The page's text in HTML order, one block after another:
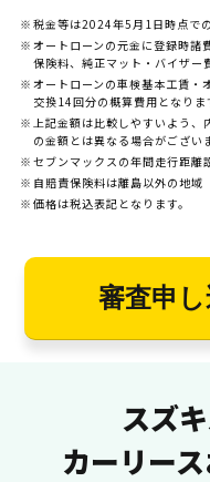
税金等は2024年5月1日時点で
オートローンの元金に登録時諸
保険料、純正マット・バイザー
オートローンの車検基本工賃・
交換14回分の概算費用となりま
上記金額は比較しやすいよう
の金額とは異なる場合がござい
セブンマックスの年間走行距
自賠責保険料は離島以外の地域
価格は税込表記となります。
審査申
スズ
カーリー